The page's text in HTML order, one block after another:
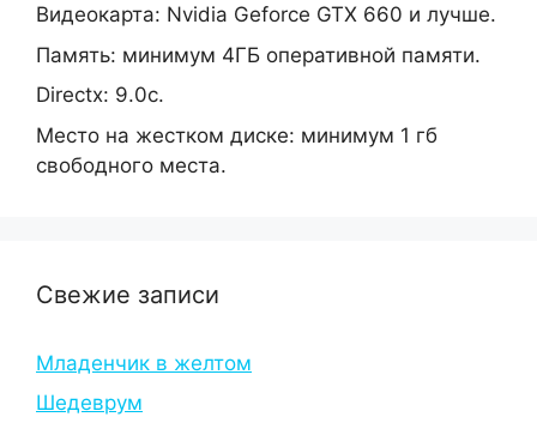
Видеокарта: Nvidia Geforce GTX 660 и лучше.
Память: минимум 4ГБ оперативной памяти.
Directx: 9.0c.
Место на жестком диске: минимум 1 гб
свободного места.
Свежие записи
Младенчик в желтом
Шедеврум